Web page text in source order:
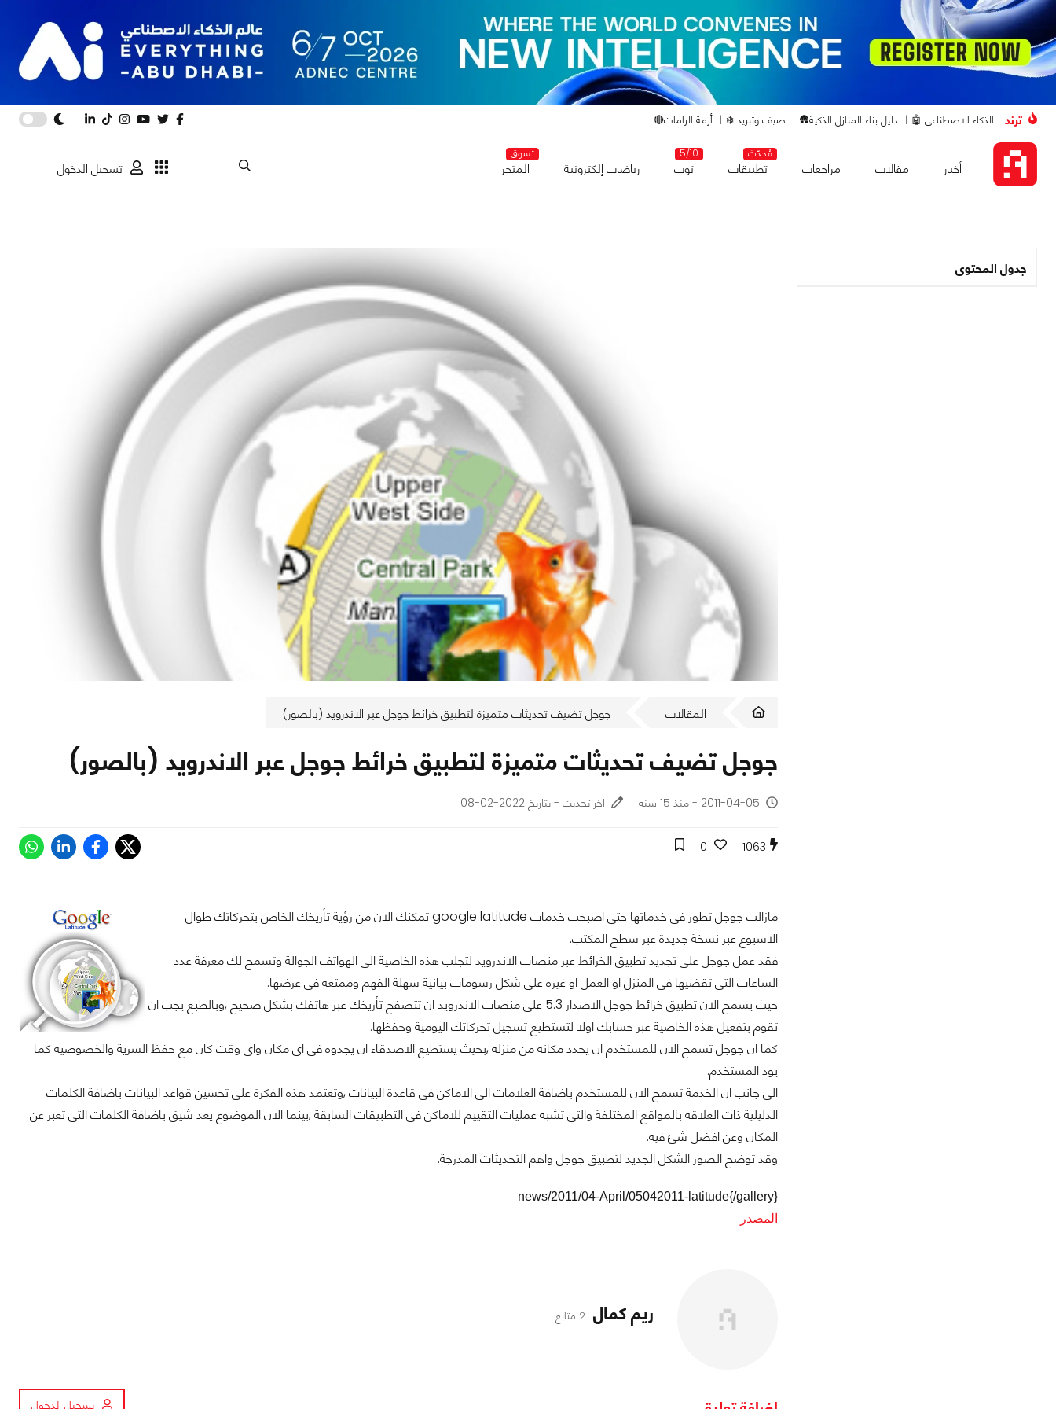
ترند الذكاء الاصطناعي 🤖 دليل بناء المنازل الذكية🛖 صيف وتبريد ❄️ أزمة الرامات🔴
أخبار مقالات مراجعات
مُحدّث
تطبيقات
5/10
توب رياضات إلكترونية
تسوق
المتجر تسجيل الدخول
جدول المحتوى
المقالات جوجل تضيف تحديثات متميزة لتطبيق خرائط جوجل عبر الاندرويد (بالصور)
جوجل تضيف تحديثات متميزة لتطبيق خرائط جوجل عبر الاندرويد (بالصور)
2011-04-05 - منذ 15 سنة اخر تحديث - بتاريخ 2022-02-08
1063
0
مازالت جوجل تطور فى خدماتها حتى اصبحت خدمات google latitude تمكنك الان من رؤية تأريخك الخاص بتحركاتك طوال
الاسبوع عبر نسخة جديدة عبر سطح المكتب.
فقد عمل جوجل على تجديد تطبيق الخرائط عبر منصات الاندرويد لتجلب هذه الخاصية الى الهواتف الجوالة وتسمح لك معرفة عدد
الساعات التى تقضيها فى المنزل او العمل او غيره على شكل رسومات بيانية سهلة الفهم وممتعه فى عرضها.
حيث يسمح الان تطبيق خرائط جوجل الاصدار 5.3 على منصات الاندرويد ان تتصفح تأريخك عبر هاتفك بشكل صحيح ,وبالطبع يجب ان
تقوم بتفعيل هذه الخاصية عبر حسابك اولا لتستطيع تسجيل تحركاتك اليومية وحفظها.
كما ان جوجل تسمح الان للمستخدم ان يحدد مكانه من منزله ,بحيث يستطيع الاصدقاء ان يجدوه فى اى مكان واى وقت كان مع حفظ السرية والخصوصيه كما
يود المستخدم.
الى جانب ان الخدمة تسمح الان للمستخدم باضافة العلامات الى الاماكن فى قاعدة البيانات ,وتعتمد هذه الفكرة على تحسين قواعد البيانات باضافة الكلمات
الدليلية ذات العلاقه بالمواقع المختلفة والتى تشبه عمليات التقييم للاماكن فى التطبيقات السابقة ,بينما الان الموضوع يعد شيق باضافة الكلمات التى تعبر عن
المكان وعن افضل شئ فيه.
وقد توضح الصور الشكل الجديد لتطبيق جوجل واهم التحديثات المدرجة.
news/2011/04-April/05042011-latitude{/gallery}
المصدر
ريم كمال 2 متابع
تسجيل الدخول